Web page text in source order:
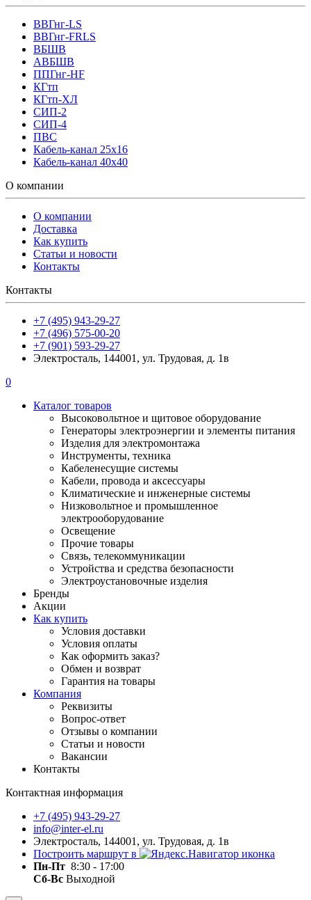
ВВГнг-LS
ВВГнг-FRLS
ВБШВ
АВБШВ
ППГнг-HF
КГтп
КГтп-ХЛ
СИП-2
СИП-4
ПВС
Кабель-канал 25х16
Кабель-канал 40х40
О компании
О компании
Доставка
Как купить
Статьи и новости
Контакты
Контакты
+7 (495) 943-29-27
+7 (496) 575-00-20
+7 (901) 593-29-27
Электросталь, 144001, ул. Трудовая, д. 1в
0
Каталог товаров
Высоковольтное и щитовое оборудование
Генераторы электроэнергии и элементы питания
Изделия для электромонтажа
Инструменты, техника
Кабеленесущие системы
Кабели, провода и аксессуары
Климатические и инженерные системы
Низковольтное и промышленное
электрооборудование
Освещение
Прочие товары
Связь, телекоммуникации
Устройства и средства безопасности
Электроустановочные изделия
Бренды
Акции
Как купить
Условия доставки
Условия оплаты
Как оформить заказ?
Обмен и возврат
Гарантия на товары
Компания
Реквизиты
Вопрос-ответ
Отзывы о компании
Статьи и новости
Вакансии
Контакты
Контактная информация
+7 (495) 943-29-27
info@inter-el.ru
Электросталь, 144001, ул. Трудовая, д. 1в
Построить маршрут в
Пн-Пт 8:30 - 17:00
Сб-Вс Выходной